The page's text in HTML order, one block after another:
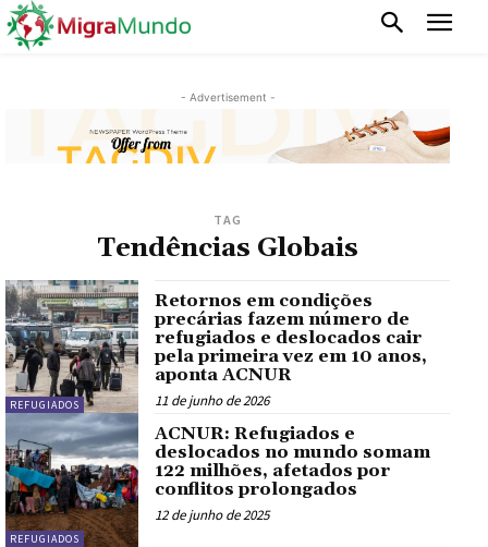
- Advertisement -
TAG
Tendências Globais
REFUGIADOS
Retornos em condições
precárias fazem número de
refugiados e deslocados cair
pela primeira vez em 10 anos,
aponta ACNUR
11 de junho de 2026
REFUGIADOS
ACNUR: Refugiados e
deslocados no mundo somam
122 milhões, afetados por
conflitos prolongados
12 de junho de 2025